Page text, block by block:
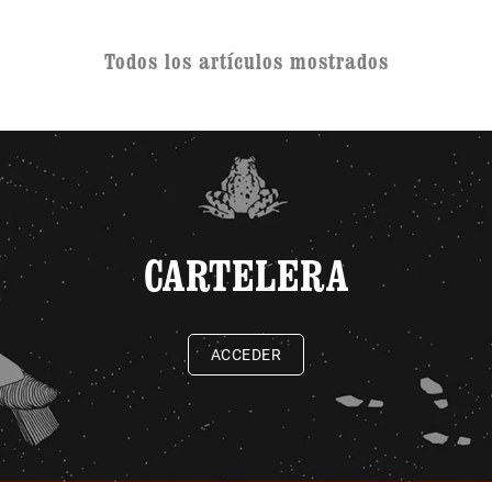
Todos los artículos mostrados
CARTELERA
ACCEDER